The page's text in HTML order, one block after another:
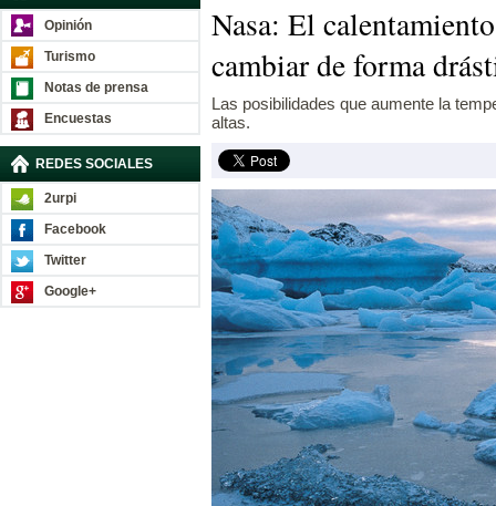
Opinión
Turismo
Notas de prensa
Encuestas
REDES SOCIALES
2urpi
Facebook
Twitter
Google+
Nasa: El
cambiar de forma
Las posibilidades que aumente la
altas.